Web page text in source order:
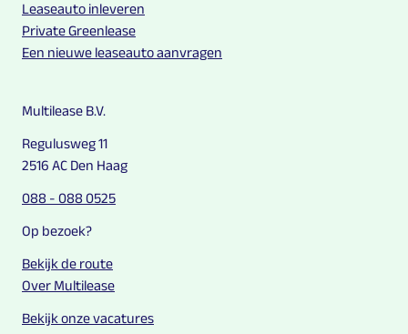
Leaseauto inleveren
Private Greenlease
Een nieuwe leaseauto aanvragen
Multilease B.V.
Regulusweg 11
2516 AC Den Haag
088 - 088 0525
Op bezoek?
Bekijk de route
Over Multilease
Bekijk onze vacatures